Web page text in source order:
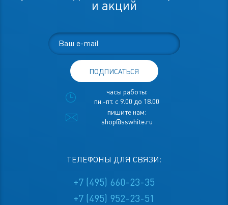
и акций
ПОДПИСАТЬСЯ
часы работы:
пн.-пт. с 9.00 до 18.00
пишите нам:
shop@sswhite.ru
ТЕЛЕФОНЫ ДЛЯ СВЯЗИ:
+7 (495) 660-23-35
+7 (495) 952-23-51